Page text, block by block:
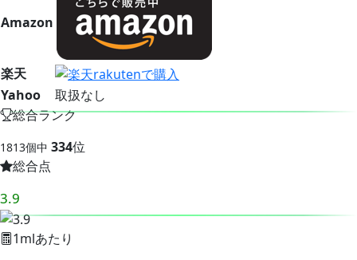
Amazon
楽天
Yahoo
取扱なし
総合ランク
1813個中 334位
総合点
3.9
1mlあたり